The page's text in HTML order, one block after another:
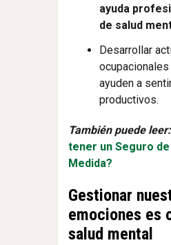
ayuda
de salud
Desarrollar
ayuden a
productivos.
También puede leer:
tener un Seguro de
Medida?
Gestionar
emociones es
salud mental